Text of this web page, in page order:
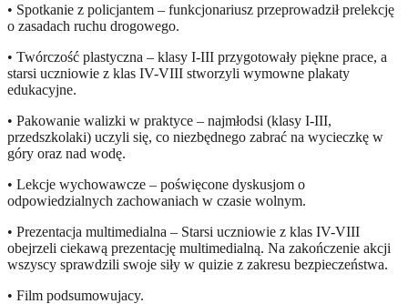
• Spotkanie z policjantem – funkcjonariusz przeprowadził prelekcję
o zasadach ruchu drogowego.
• Twórczość plastyczna – klasy I-III przygotowały piękne prace, a
starsi uczniowie z klas IV-VIII stworzyli wymowne plakaty
edukacyjne.
• Pakowanie walizki w praktyce – najmłodsi (klasy I-III,
przedszkolaki) uczyli się, co niezbędnego zabrać na wycieczkę w
góry oraz nad wodę.
• Lekcje wychowawcze – poświęcone dyskusjom o
odpowiedzialnych zachowaniach w czasie wolnym.
• Prezentacja multimedialna – Starsi uczniowie z klas IV-VIII
obejrzeli ciekawą prezentację multimedialną. Na zakończenie akcji
wszyscy sprawdzili swoje siły w quizie z zakresu bezpieczeństwa.
• Film podsumowujacy.